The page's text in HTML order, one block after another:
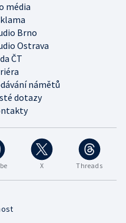
X Threads
média
Brno
Ostrava
ČT
námětů
dotazy